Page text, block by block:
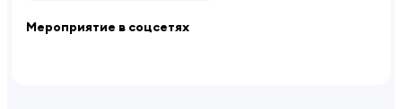
Мероприятие в соцсетях